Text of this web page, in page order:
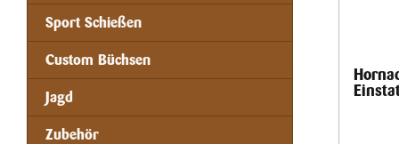
Sport Schießen
Custom Büchsen
Jagd
Zubehör